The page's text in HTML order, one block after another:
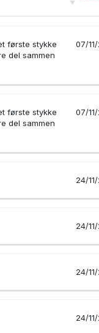
første stykke
del sammen
07/
første stykke
del sammen
07/
24/
24/
24/
24/